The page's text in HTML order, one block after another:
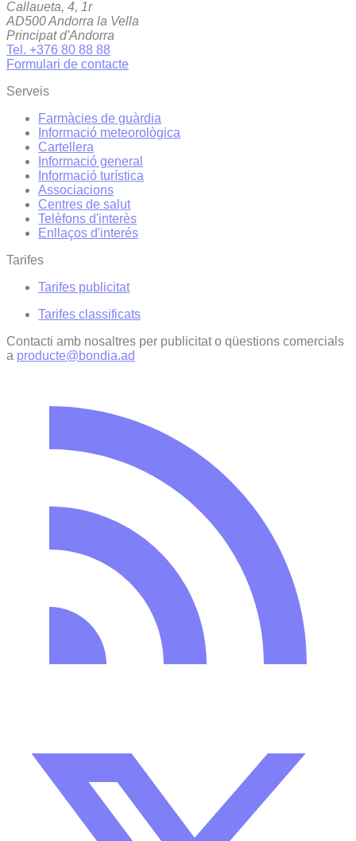
Callaueta, 4, 1r
AD500 Andorra la Vella
Principat d'Andorra
Tel. +376 80 88 88
Formulari de contacte
Serveis
Farmàcies de guàrdia
Informació meteorològica
Cartellera
Informació general
Informació turística
Associacions
Centres de salut
Telèfons d'interès
Enllaços d'interés
Tarifes
Tarifes publicitat
Tarifes classificats
Contacti amb nosaltres per publicitat o qüestions comercials
a producte@bondia.ad